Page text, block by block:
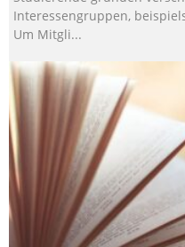
Interessengruppen,
Um Mitgli...